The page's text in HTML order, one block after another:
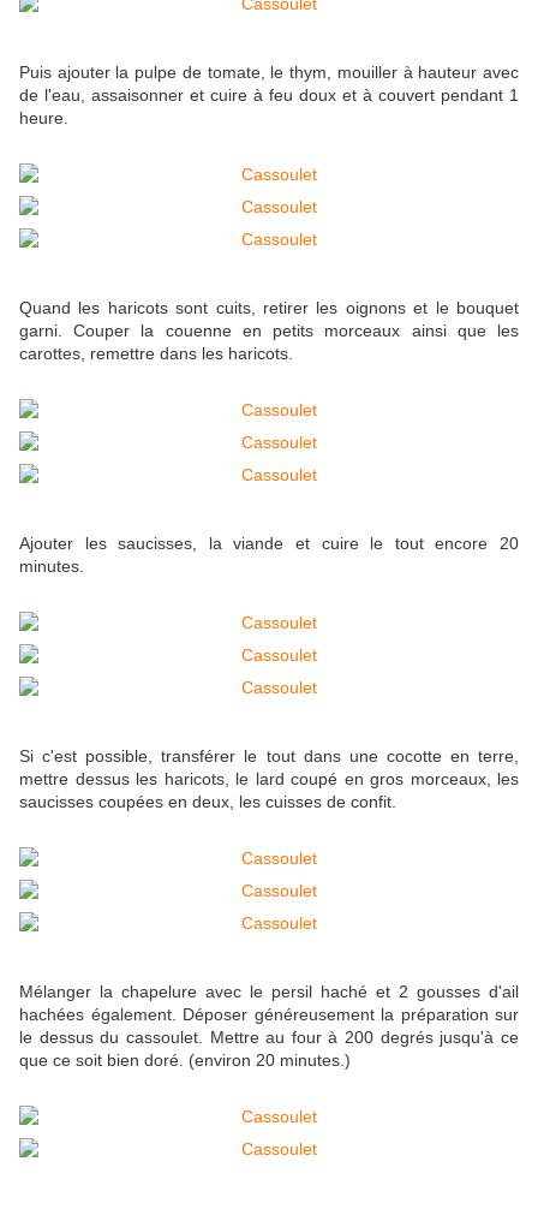
Puis ajouter la pulpe de tomate, le thym, mouiller à hauteur avec
de l'eau, assaisonner et cuire à feu doux et à couvert pendant 1
heure.
Quand les haricots sont cuits, retirer les oignons et le bouquet
garni. Couper la couenne en petits morceaux ainsi que les
carottes, remettre dans les haricots.
Ajouter les saucisses, la viande et cuire le tout encore 20
minutes.
Si c'est possible, transférer le tout dans une cocotte en terre,
mettre dessus les haricots, le lard coupé en gros morceaux, les
saucisses coupées en deux, les cuisses de confit.
Mélanger la chapelure avec le persil haché et 2 gousses d'ail
hachées également. Déposer généreusement la préparation sur
le dessus du cassoulet. Mettre au four à 200 degrés jusqu'à ce
que ce soit bien doré. (environ 20 minutes.)